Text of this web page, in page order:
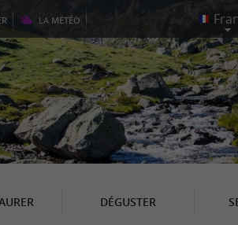
LA MÉTÉO
DÉGUSTER